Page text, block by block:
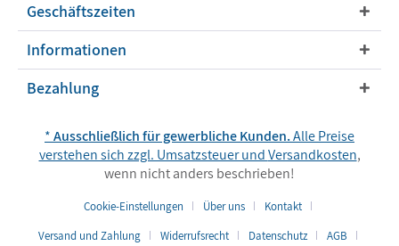
Geschäftszeiten
Informationen
Bezahlung
*Ausschließlich für gewerbliche Kunden.Alle Preise
verstehen sich zzgl. Umsatzsteuer undVersandkosten,
wenn nicht anders beschrieben!
Cookie-Einstellungen Über uns
Kontakt
Versand und Zahlung
Widerrufsrecht Datenschutz AGB